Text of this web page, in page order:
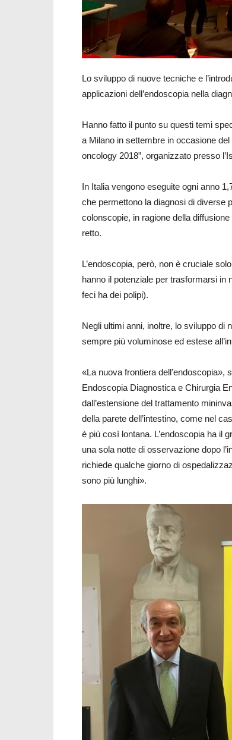
Lo sviluppo di nuove tecniche e
applicazioni dell’endoscopia nella
Hanno fatto il punto su questi temi
a Milano in settembre in occasione
oncology 2018”, organizzato presso
In Italia vengono eseguite ogni anno
che permettono la diagnosi di diverse
colonscopie, in ragione della
retto.
L’endoscopia, però, non è cruciale
hanno il potenziale per trasformarsi in
feci ha dei polipi).
Negli ultimi anni, inoltre, lo sviluppo di
sempre più voluminose ed estese
«La nuova frontiera
Endoscopia Diagnostica e Chirurgia
dall’estensione del trattamento
della parete dell’intestino, come nel
è più così lontana. L’endoscopia ha il
una sola notte di osservazione dopo
richiede qualche giorno di
sono più lunghi».